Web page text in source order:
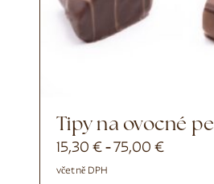
Tipy na ovocné
15,30€ -75,00€
včetně DPH